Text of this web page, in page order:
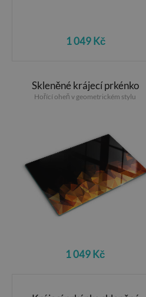
1 049 Kč
Skleněné krájecí prkénko
Hořící oheň v geometrickém stylu
1 049 Kč